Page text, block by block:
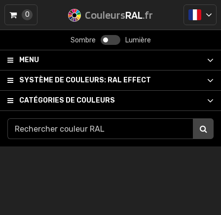
CouleursRAL.fr
Sombre Lumière
MENU
SYSTÈME DE COULEURS: RAL EFFECT
CATÉGORIES DE COULEURS
0